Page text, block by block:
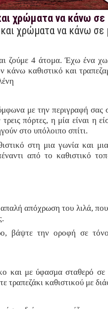
χρώματα να κάνω σε
ζούμε 4 άτομα. Έχω ένα
κάνω καθιστικό και
με την περιγραφή σας
πόρτες, η μία είναι η
στο υπόλοιπο σπίτι.
στη μια γωνία και
από το καθιστικό
απαλή απόχρωση του λιλά,
βάψτε την οροφή σε
και με ύφασμα σταθερό σε
τραπεζάκι καθιστικού με